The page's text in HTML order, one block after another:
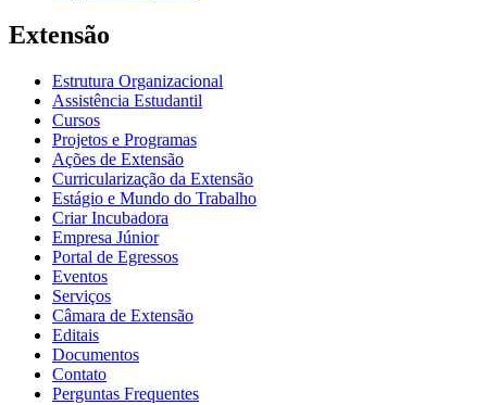
Extensão
Estrutura Organizacional
Assistência Estudantil
Cursos
Projetos e Programas
Ações de Extensão
Curricularização da Extensão
Estágio e Mundo do Trabalho
Criar Incubadora
Empresa Júnior
Portal de Egressos
Eventos
Serviços
Câmara de Extensão
Editais
Documentos
Contato
Perguntas Frequentes